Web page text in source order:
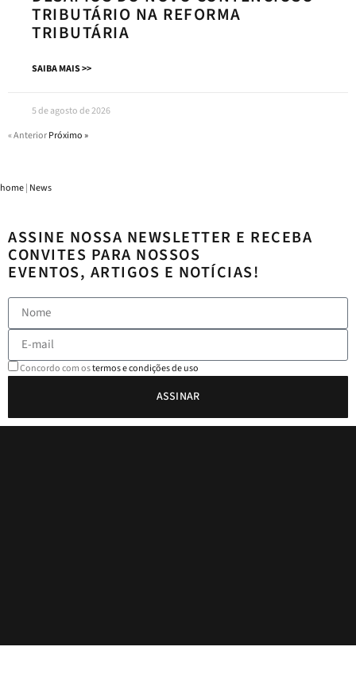
TRIBUTÁRIO NA REFORMA
TRIBUTÁRIA
SAIBA MAIS >>
5 de agosto de 2026
« AnteriorPróximo »
home| News
ASSINE NOSSA NEWSLETTER E RECEBA
CONVITES PARA NOSSOS
EVENTOS, ARTIGOS E NOTÍCIAS!
Concordo com ostermos e condições de uso
ASSINAR